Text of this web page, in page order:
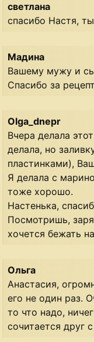
светлана
спасибо Настя,
Мадина
Вашему мужу и
Спасибо за
Olga_dnepr
Вчера делала
делала, но
пластинками),
Я делала с
тоже хорошо.
Настенька,
Посмотришь,
хочется бежать
Ольга
Анастасия,
его не один раз.
то что надо,
сочитается друг